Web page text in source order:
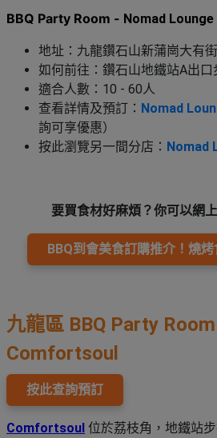
BBQ Party Room - Nomad
地址：九龍鑽石山新蒲崗大有
如何前往：鑽石山地鐵站A出口
適合人數：10 - 60人
查看詳情及預訂： Nomad
詢可享優惠）
按此瀏覽另一間分店： Nomad
要買食材好麻煩？你可以網
BBQ到會美食訂購推介！燒
九龍區 BBQ Party
Comfortsoul
按此查詢預訂
Comfortsoul 位於荔枝角，地鐵站